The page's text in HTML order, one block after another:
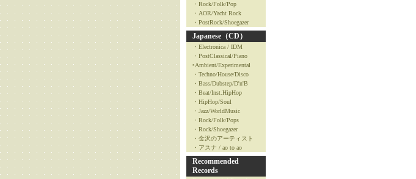
・Rock/Folk/Pop
・AOR/Yacht Rock
・PostRock/Shoegazer
Japanese（CD）
・Electronica / IDM
・PostClassical/Piano
‣Ambient/Experimental
・Techno/House/Disco
・Bass/Dubstep/D'n'B
・Beat/Inst.HipHop
・HipHop/Soul
・Jazz/WorldMusic
・Rock/Folk/Pops
・Rock/Shoegazer
・金沢のアーティスト
・アスナ / ao to ao
Recommended
Records